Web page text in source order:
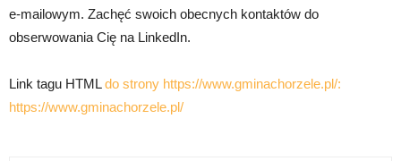
e-mailowym. Zachęć swoich obecnych kontaktów do
obserwowania Cię na LinkedIn.
Link tagu HTMLdo strony https://www.gminachorzele.pl/:
https://www.gminachorzele.pl/